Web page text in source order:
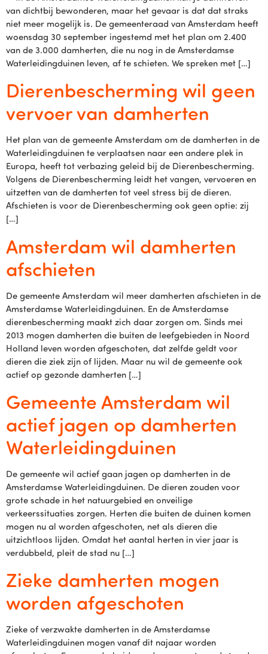
van dichtbij bewonderen, maar het gevaar is dat dat straks
niet meer mogelijk is. De gemeenteraad van Amsterdam heeft
woensdag 30 september ingestemd met het plan om 2.400
van de 3.000 damherten, die nu nog in de Amsterdamse
Waterleidingduinen leven, af te schieten. We spreken met […]
Dierenbescherming wil geen
vervoer van damherten
Het plan van de gemeente Amsterdam om de damherten in de
Waterleidingduinen te verplaatsen naar een andere plek in
Europa, heeft tot verbazing geleid bij de Dierenbescherming.
Volgens de Dierenbescherming leidt het vangen, vervoeren en
uitzetten van de damherten tot veel stress bij de dieren.
Afschieten is voor de Dierenbescherming ook geen optie: zij
[…]
Amsterdam wil damherten
afschieten
De gemeente Amsterdam wil meer damherten afschieten in de
Amsterdamse Waterleidingduinen. En de Amsterdamse
dierenbescherming maakt zich daar zorgen om. Sinds mei
2013 mogen damherten die buiten de leefgebieden in Noord
Holland leven worden afgeschoten, dat zelfde geldt voor
dieren die ziek zijn of lijden. Maar nu wil de gemeente ook
actief op gezonde damherten […]
Gemeente Amsterdam wil
actief jagen op damherten
Waterleidingduinen
De gemeente wil actief gaan jagen op damherten in de
Amsterdamse Waterleidingduinen. De dieren zouden voor
grote schade in het natuurgebied en onveilige
verkeerssituaties zorgen. Herten die buiten de duinen komen
mogen nu al worden afgeschoten, net als dieren die
uitzichtloos lijden. Omdat het aantal herten in vier jaar is
verdubbeld, pleit de stad nu […]
Zieke damherten mogen
worden afgeschoten
Zieke of verzwakte damherten in de Amsterdamse
Waterleidingduinen mogen vanaf dit najaar worden